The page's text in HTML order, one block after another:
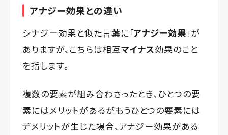
アナジー効果との違い
シナジー効果と似た言葉に「アナジー効果」が
ありますが、こちらは相互マイナス効果のこと
を指します。
複数の要素が組み合わさったとき、ひとつの要
素にはメリットがあるがもうひとつの要素には
デメリットが生じた場合、アナジー効果がある